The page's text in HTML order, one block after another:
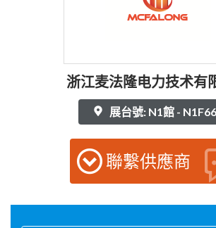
浙江麦法隆电力技术有
展台號: N1館 -
聯繫供應商